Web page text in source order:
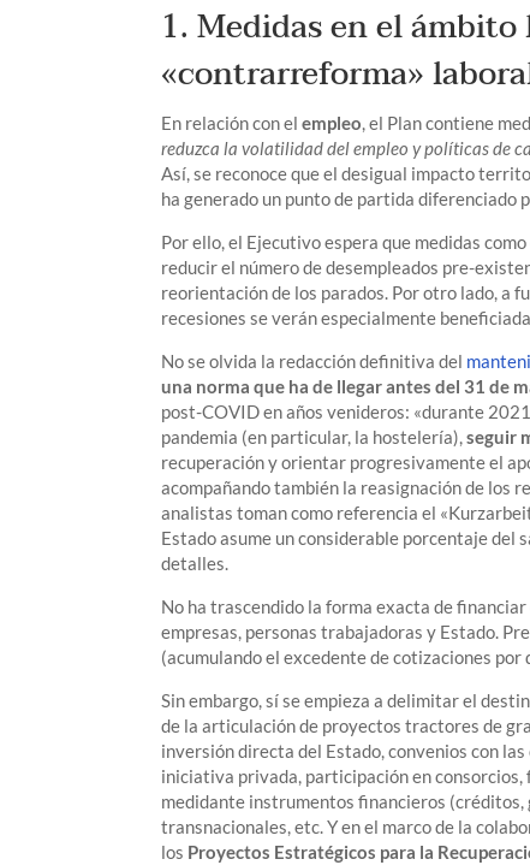
1. Medidas en el
«contrarreforma»
En relación con elempleo, el Plan contiene
reduzca la volatilidad del empleo y políticas de
Así, se reconoce que el desigual impacto
ha generado un punto de partida diferenciado
Por ello, el Ejecutivo espera que medidas
reducir el número de desempleados pre-
reorientación de los parados. Por otro lado, a
recesiones se verán especialmente
No se olvida la redacción definitiva del
una norma que ha de llegar antes del 31 de
post-COVID en años venideros: «durante
pandemia (en particular, la hostelería),seguir
recuperación y orientar progresivamente el
acompañando también la reasignación de los
analistas toman como referencia el
Estado asume un considerable porcentaje del
detalles.
No ha trascendido la forma exacta de financiar
empresas, personas trabajadoras y Estado.
(acumulando el excedente de cotizaciones
Sin embargo, sí se empieza a delimitar el
de la articulación de proyectos tractores de
inversión directa del Estado, convenios con
iniciativa privada, participación en consorcios,
medidante instrumentos financieros
transnacionales, etc. Y en el marco de la
los Proyectos Estratégicos para la